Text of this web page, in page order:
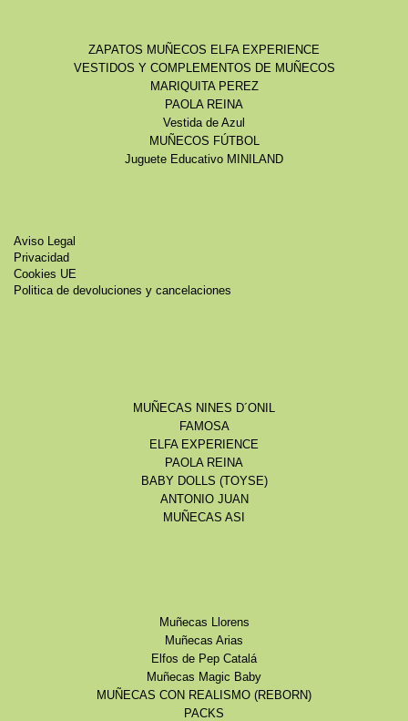
ZAPATOS MUÑECOS ELFA EXPERIENCE
VESTIDOS Y COMPLEMENTOS DE MUÑECOS
MARIQUITA PEREZ
PAOLA REINA
Vestida de Azul
MUÑECOS FÚTBOL
Juguete Educativo MINILAND
Aviso Legal
Privacidad
Cookies UE
Politica de devoluciones y cancelaciones
MUÑECAS NINES D´ONIL
FAMOSA
ELFA EXPERIENCE
PAOLA REINA
BABY DOLLS (TOYSE)
ANTONIO JUAN
MUÑECAS ASI
Muñecas Llorens
Muñecas Arias
Elfos de Pep Catalá
Muñecas Magic Baby
MUÑECAS CON REALISMO (REBORN)
PACKS